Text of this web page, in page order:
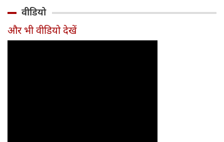
संग है खास रिश्ता
ने ऐसे दिखाई
दरियादिली
रोल
पहुंचे
वीडियो
और भी वीडियो देखें